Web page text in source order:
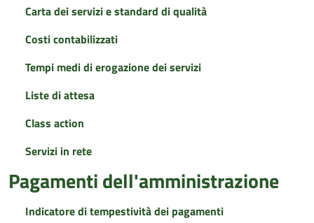
Carta dei servizi e standard di qualità
Costi contabilizzati
Tempi medi di erogazione dei servizi
Liste di attesa
Class action
Servizi in rete
Pagamenti dell'amministrazione
Indicatore di tempestività dei pagamenti